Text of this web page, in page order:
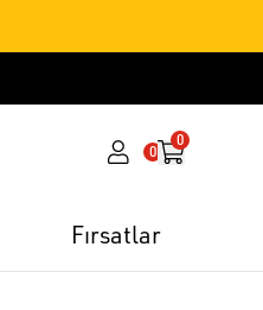
0
0
Fırsatlar